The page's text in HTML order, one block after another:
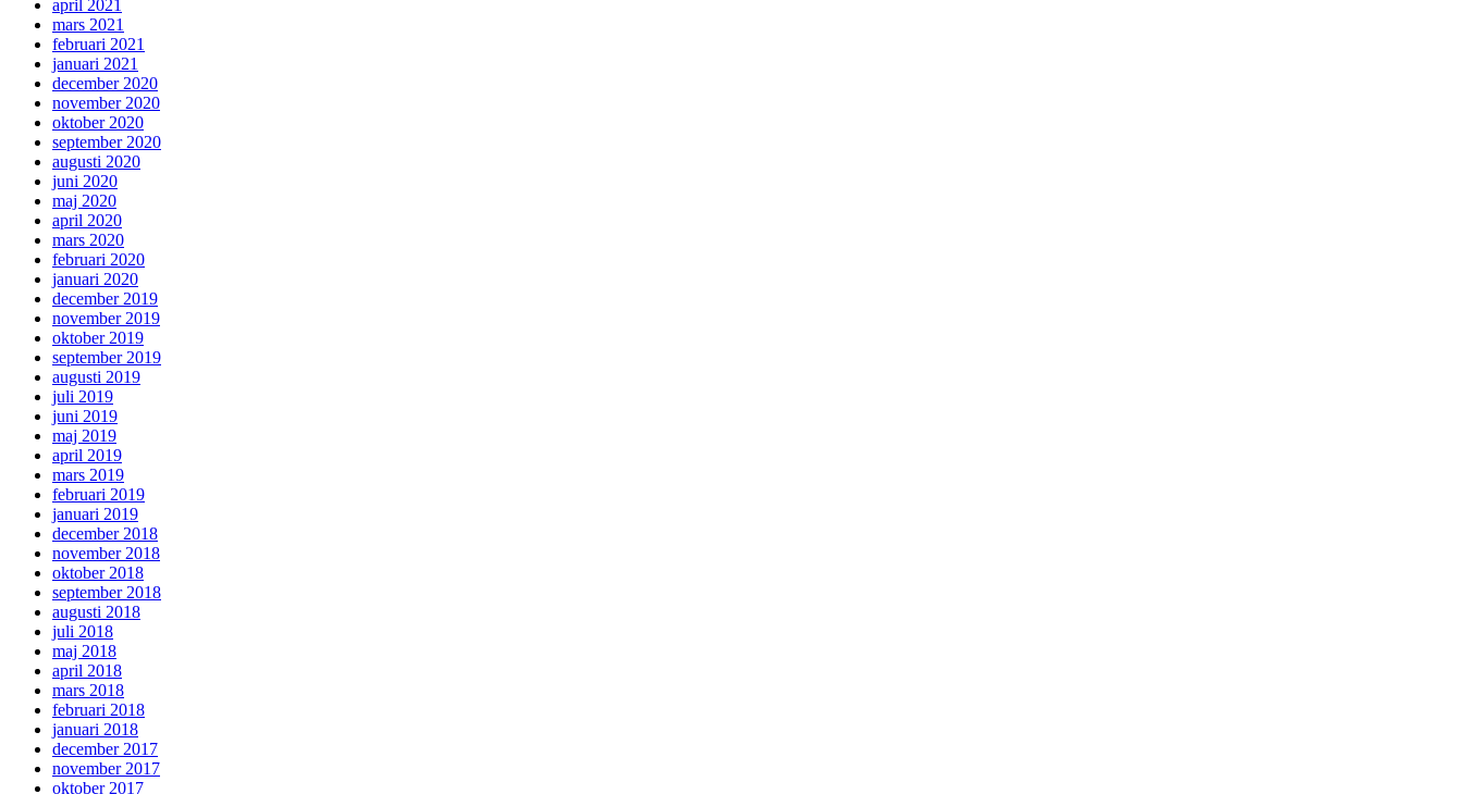
april 2021
mars 2021
februari 2021
januari 2021
december 2020
november 2020
oktober 2020
september 2020
augusti 2020
juni 2020
maj 2020
april 2020
mars 2020
februari 2020
januari 2020
december 2019
november 2019
oktober 2019
september 2019
augusti 2019
juli 2019
juni 2019
maj 2019
april 2019
mars 2019
februari 2019
januari 2019
december 2018
november 2018
oktober 2018
september 2018
augusti 2018
juli 2018
maj 2018
april 2018
mars 2018
februari 2018
januari 2018
december 2017
november 2017
oktober 2017